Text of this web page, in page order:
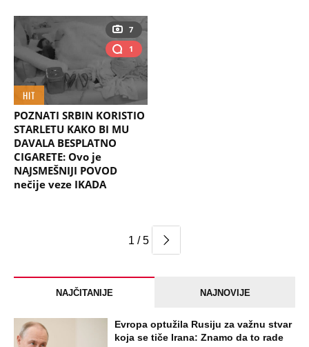
7
1
HIT
POZNATI SRBIN KORISTIO
STARLETU KAKO BI MU
DAVALA BESPLATNO
CIGARETE: Ovo je
NAJSMEŠNIJI POVOD
nečije veze IKADA
1 / 5
NAJČITANIJE NAJNOVIJE
Evropa optužila Rusiju za važnu stvar
koja se tiče Irana: Znamo da to rade